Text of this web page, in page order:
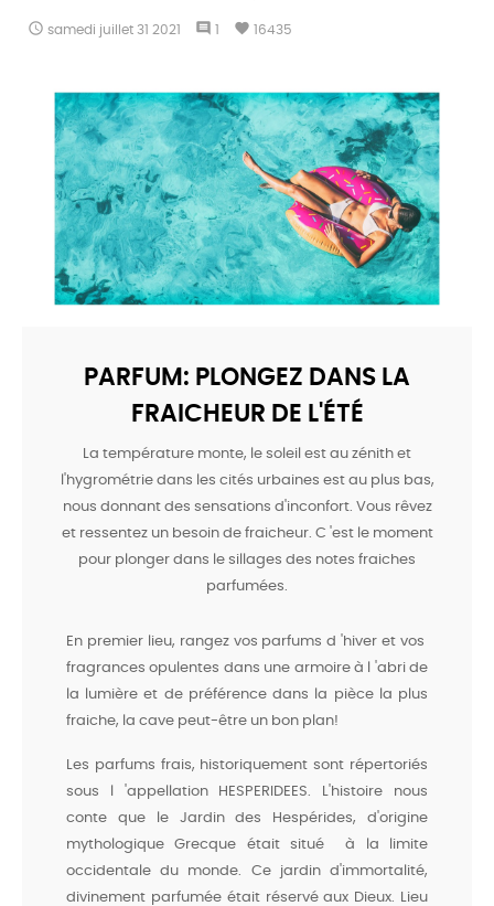
 samedi juillet 31 2021 comment 1 favorite 16435
PARFUM: PLONGEZ DANS LA
FRAICHEUR DE L'ÉTÉ
La température monte, le soleil est au zénith et
l'hygrométrie dans les cités urbaines est au plus bas,
nous donnant des sensations d'inconfort. Vous rêvez
et ressentez un besoin de fraicheur. C 'est le moment
pour plonger dans le sillages des notes fraiches
parfumées.
En premier lieu, rangez vos parfums d 'hiver et vos
fragrances opulentes dans une armoire à l 'abri de
la lumière et de préférence dans la pièce la plus
fraiche, la cave peut-être un bon plan!
Les parfums frais, historiquement sont répertoriés
sous l 'appellation HESPERIDEES. L'histoire nous
conte que le Jardin des Hespérides, d'origine
mythologique Grecque était situé à la limite
occidentale du monde. Ce jardin d'immortalité,
divinement parfumée était réservé aux Dieux. Lieu